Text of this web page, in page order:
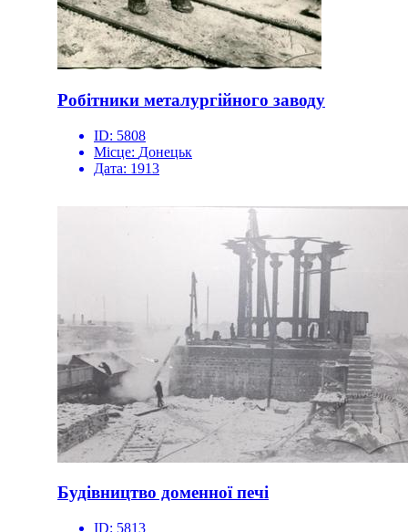
Робітники металургійного заводу
ID: 5808
Місце: Донецьк
Дата: 1913
Будівництво доменної печі
ID: 5813